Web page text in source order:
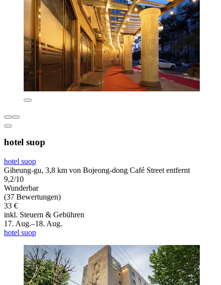
hotel suop
hotel suop
Giheung-gu, 3,8 km von Bojeong-dong Café Street entfernt
9,2/10
Wunderbar
(37 Bewertungen)
33 €
inkl. Steuern & Gebühren
17. Aug.–18. Aug.
hotel suop